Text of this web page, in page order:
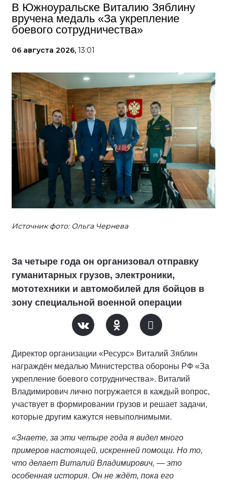
В Южноуральске Виталию Зяблину
вручена медаль «За укрепление
боевого сотрудничества»
06 августа 2026, 13:01
Источник фото: Ольга Чернева
За четыре года он организовал отправку
гуманитарных грузов, электроники,
мототехники и автомобилей для бойцов в
зону специальной военной операции
Директор организации «Ресурс» Виталий Зяблин
награждён медалью Министерства обороны РФ «За
укрепление боевого сотрудничества». Виталий
Владимирович лично погружается в каждый вопрос,
участвует в формировании грузов и решает задачи,
которые другим кажутся невыполнимыми.
«Знаете, за эти четыре года я видел много
примеров настоящей, искренней помощи. Но то,
что делает Виталий Владимирович, — это
особенная история. Он не ждёт, пока его